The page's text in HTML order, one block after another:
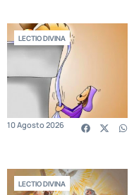
LECTIO DIVINA
10 Agosto 2026
LECTIO DIVINA